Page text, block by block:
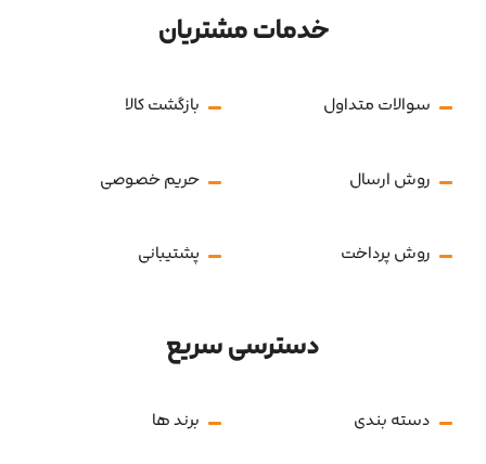
خدمات مشتریان
سوالات متداول بازگشت کالا
روش ارسال حریم خصوصی
روش پرداخت پشتیبانی
دسترسی سریع
دسته بندی برند ها